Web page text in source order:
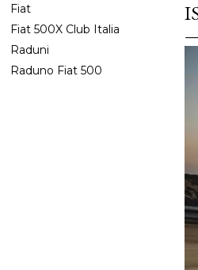
Fiat
Fiat 500X Club Italia
Raduni
Raduno Fiat 500